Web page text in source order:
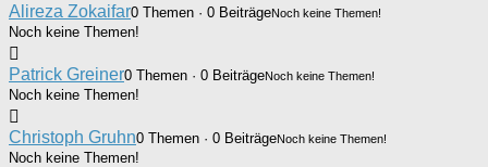
Alireza Zokaifar0 Themen · 0 BeiträgeNoch keine Themen!
Noch keine Themen!
Patrick Greiner0 Themen · 0 BeiträgeNoch keine Themen!
Noch keine Themen!
Christoph Gruhn0 Themen · 0 BeiträgeNoch keine Themen!
Noch keine Themen!